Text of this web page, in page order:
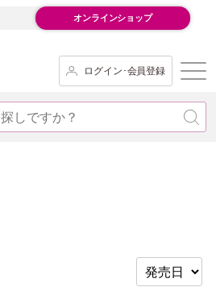
オンラインショップ
ログイン･会員登録